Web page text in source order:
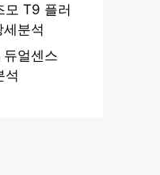
모 T9 플러
분석
얼센스
석